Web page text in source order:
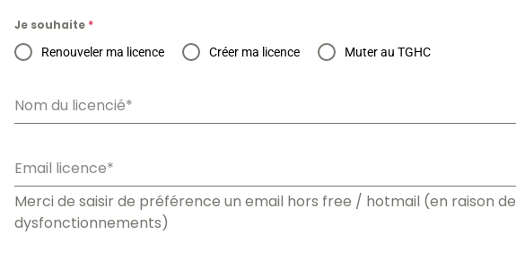
Je souhaite *
Renouveler ma licence Créer ma licence Muter au TGHC
Merci de saisir de préférence un email hors free / hotmail (en raison de
dysfonctionnements)